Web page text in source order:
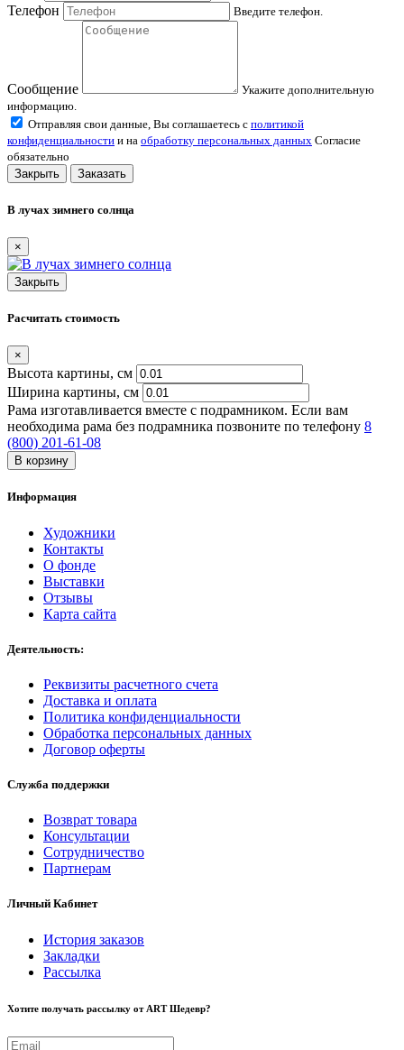
Телефон Введите телефон.
Сообщение
Укажите дополнительную
информацию.
Отправляя свои данные, Вы соглашаетесь с политикой
конфиденциальности и на обработку персональных данных Согласие
обязательно
Закрыть
Заказать
В лучах зимнего солнца
×
Закрыть
Расчитать стоимость
×
Высота картины, см
Ширина картины, cм
Рама изготавливается вместе с подрамником. Если вам
необходима рама без подрамника позвоните по телефону 8
(800) 201-61-08
В корзину
Информация
Художники
Контакты
О фонде
Выставки
Отзывы
Карта сайта
Деятельность:
Реквизиты расчетного счета
Доставка и оплата
Политика конфиденциальности
Обработка персональных данных
Договор оферты
Служба поддержки
Возврат товара
Консультации
Сотрудничество
Партнерам
Личный Кабинет
История заказов
Закладки
Рассылка
Хотите получать рассылку от ART Шедевр?
Email: